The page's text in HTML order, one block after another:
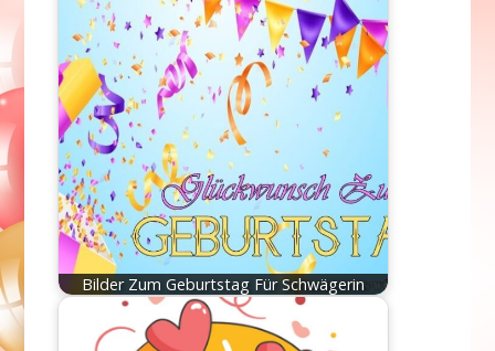
Bilder Zum Geburtstag Für Schwägerin